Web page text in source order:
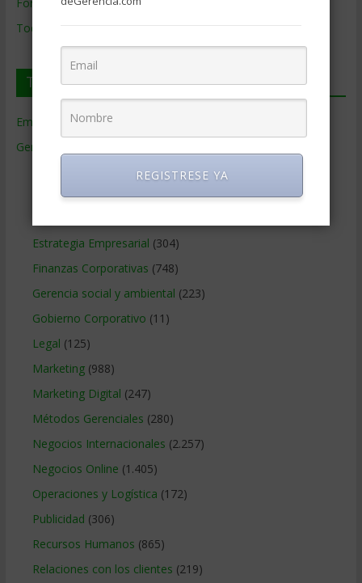
Todos los Temas
Temas de Gerencia
Empresas de Gerencia
Gerencia
Ciencias Económicas (80)
Contabilidad(466)
Estrategia Empresarial (304)
Finanzas Corporativas (748)
Gerencia social y ambiental (223)
Gobierno Corporativo (11)
Legal (125)
Marketing(988)
Marketing Digital (247)
Métodos Gerenciales (280)
Negocios Internacionales (2.257)
Negocios Online (1.405)
Operaciones y Logística (172)
Publicidad (306)
Recursos Humanos (865)
Relaciones con los clientes (219)
REGISTRESE YA